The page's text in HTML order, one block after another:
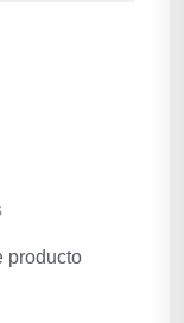
producto